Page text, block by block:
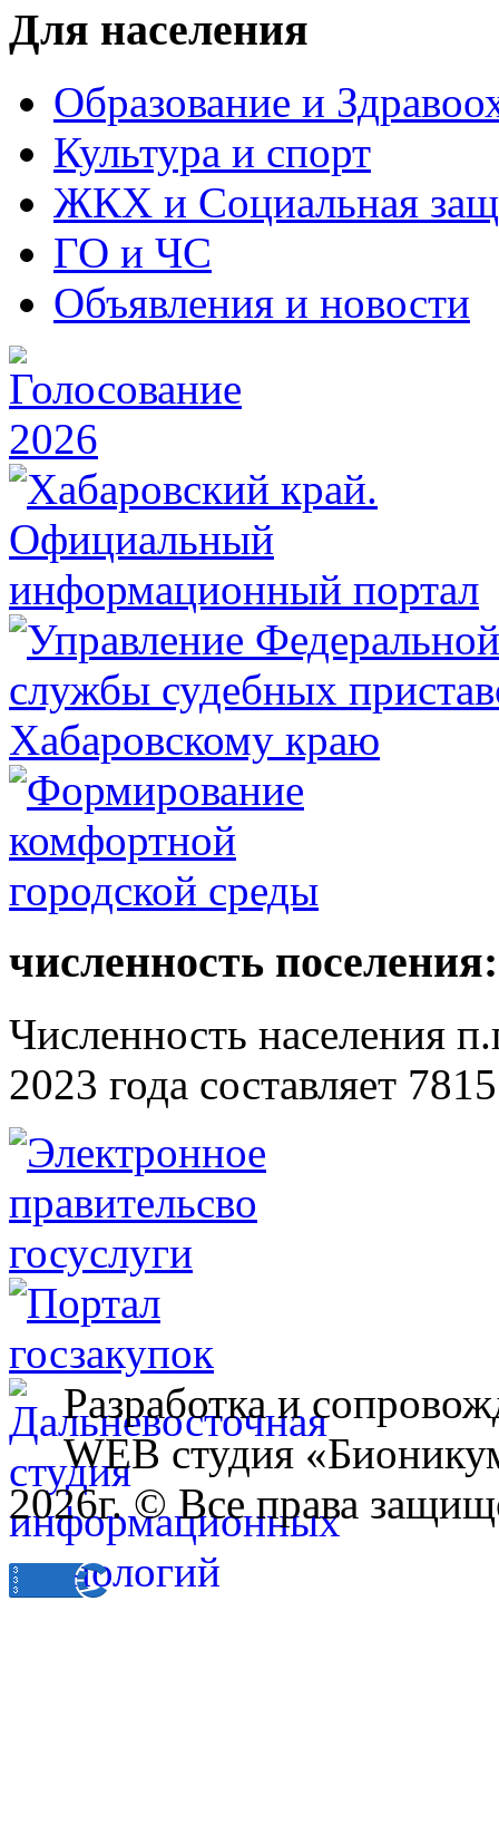
Для населения
Образование и
Культура и спорт
ЖКХ и Социальная
ГО и ЧС
Объявления и новости
численность поселения:
Численность населения
2023 года составляет
Разработка и
WEB студия
2026г. © Все права